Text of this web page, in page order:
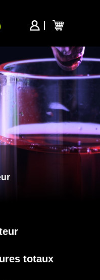
totaux